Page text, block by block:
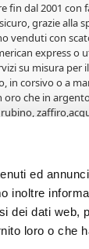
ed
inoltre
dei dati web,
loro o che
dal 2001
grazie
con
express
su misura
corsivo o a
che in
in oro.
e gioielli.
srl -
foto e le
Le